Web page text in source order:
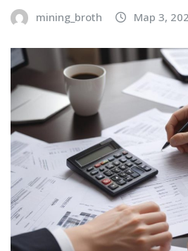
mining_broth Мар 3,